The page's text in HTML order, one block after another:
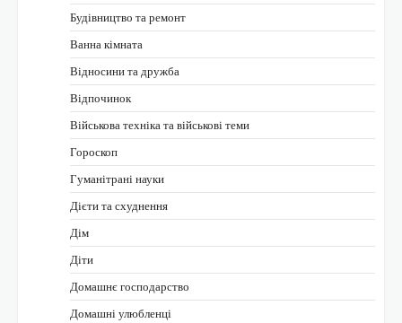
Будівництво та ремонт
Ванна кімната
Відносини та дружба
Відпочинок
Військова техніка та військові теми
Гороскоп
Гуманітрані науки
Дієти та схуднення
Дім
Діти
Домашнє господарство
Домашні улюбленці